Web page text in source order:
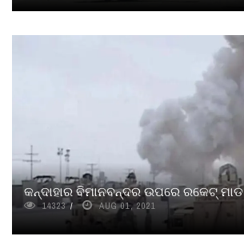
କନ୍ଦାହାର ବିମାନବନ୍ଦର ଉପରେ ରକେଟ୍ ମାଡ
14323 AUG 01, 2021